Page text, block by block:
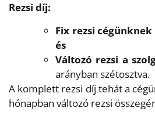
Rezsi díj:
Fix rezsi
és
Változó rezsi a
arányban szétosztva.
A komplett rezsi díj tehát a
hónapban változó rezsi